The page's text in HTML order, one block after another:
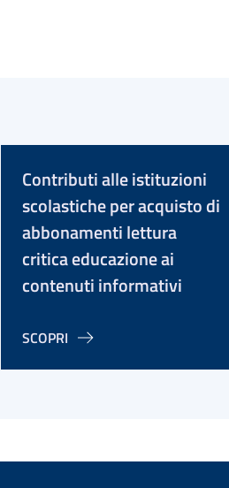
Contributi alle istituzioni
scolastiche per acquisto di
abbonamenti lettura
critica educazione ai
contenuti informativi
SCOPRI